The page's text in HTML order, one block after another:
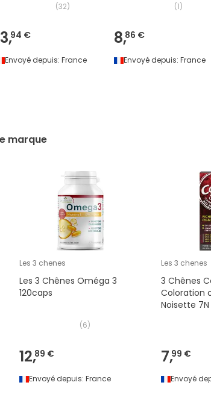
(32)
94 €
Envoyé depuis: France
(1)
8,86 €
Envoyé depuis: France
marque
Les 3 chenes
Les 3 Chênes Oméga 3
120caps
(6)
12,89 €
Envoyé depuis: France
Les 3 chenes
3 Chênes
Coloration
Noisette 7N
7,99 €
Envoyé